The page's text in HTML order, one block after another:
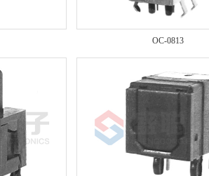
OC-0813